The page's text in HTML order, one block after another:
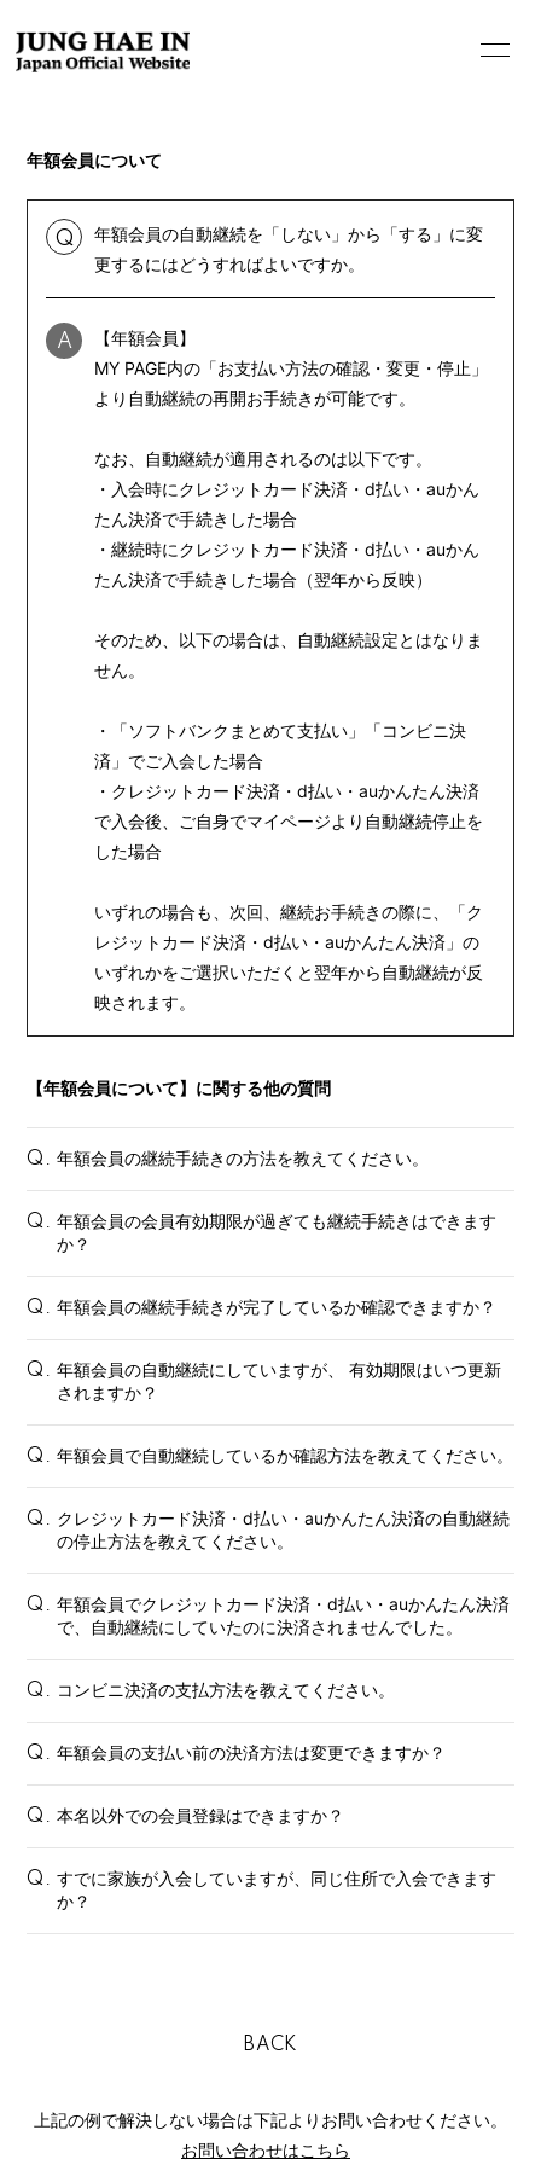
HOME
INFORMATION
PROFILE
BIOGRAPHY
MOVIE
STORE
FANCLUB
Gallery
Member's Movie
from. HAEIN
Wallpaper
Special
年額会員について
Q
年額会員の自動継続を「しない」から「する」に変
更するにはどうすればよいですか。
A
【年額会員】
MY PAGE内の「お支払い方法の確認・変更・停止」
より自動継続の再開お手続きが可能です。
なお、自動継続が適用されるのは以下です。
・入会時にクレジットカード決済・d払い・auかん
たん決済で手続きした場合
・継続時にクレジットカード決済・d払い・auかん
たん決済で手続きした場合（翌年から反映）
そのため、以下の場合は、自動継続設定とはなりま
せん。
・「ソフトバンクまとめて支払い」「コンビニ決
済」でご入会した場合
・クレジットカード決済・d払い・auかんたん決済
で入会後、ご自身でマイページより自動継続停止を
した場合
いずれの場合も、次回、継続お手続きの際に、「ク
レジットカード決済・d払い・auかんたん決済」の
いずれかをご選択いただくと翌年から自動継続が反
映されます。
【年額会員について】に関する他の質問
Q. 年額会員の継続手続きの方法を教えてください。
Q. 年額会員の会員有効期限が過ぎても継続手続きはできます
か？
Q. 年額会員の継続手続きが完了しているか確認できますか？
Q. 年額会員の自動継続にしていますが、 有効期限はいつ更新
されますか？
Q. 年額会員で自動継続しているか確認方法を教えてください。
Q. クレジットカード決済・d払い・auかんたん決済の自動継続
の停止方法を教えてください。
Q. 年額会員でクレジットカード決済・d払い・auかんたん決済
で、自動継続にしていたのに決済されませんでした。
Q. コンビニ決済の支払方法を教えてください。
Q. 年額会員の支払い前の決済方法は変更できますか？
Q. 本名以外での会員登録はできますか？
Q. すでに家族が入会していますが、同じ住所で入会できます
か？
BACK
上記の例で解決しない場合は下記よりお問い合わせください。
お問い合わせはこちら